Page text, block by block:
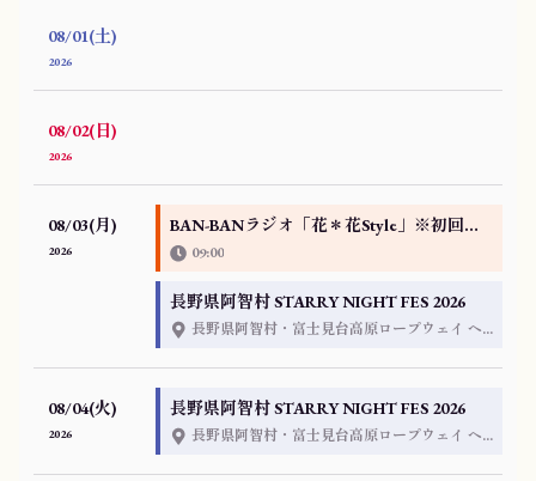
08/01(土)
2026
08/02(日)
2026
08/03(月)
2026
BAN-BANラジオ「花＊花Style」※初回放送版
09:00
長野県阿智村 STARRY NIGHT FES 2026
長野県阿智村・富士見台高原ロープウェイ ヘブンズそのはら
08/04(火)
2026
長野県阿智村 STARRY NIGHT FES 2026
長野県阿智村・富士見台高原ロープウェイ ヘブンズそのはら